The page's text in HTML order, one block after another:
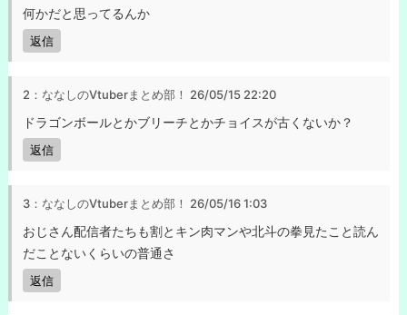
何かだと思ってるんか
返信
2：ななしのVtuberまとめ部！ 26/05/15 22:20
ドラゴンボールとかブリーチとかチョイスが古くないか？
返信
3：ななしのVtuberまとめ部！ 26/05/16 1:03
おじさん配信者たちも割とキン肉マンや北斗の拳見たこと読ん
だことないくらいの普通さ
返信